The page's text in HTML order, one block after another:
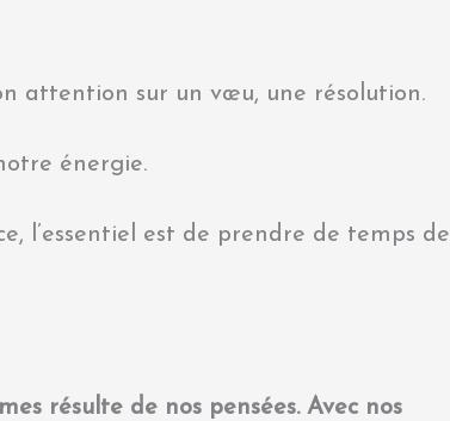
attention sur un vœu, une résolution.
énergie.
l’essentiel est de prendre de temps de
résulte de nos pensées. Avec nos